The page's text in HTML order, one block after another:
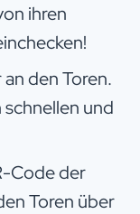
ihren
den Toren.
und
Code der
Toren über